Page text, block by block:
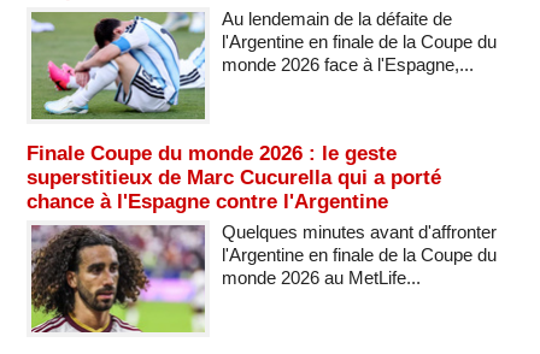
Au lendemain de la défaite de
l'Argentine en finale de la Coupe du
monde 2026 face à l'Espagne,...
Finale Coupe du monde 2026 : le geste
superstitieux de Marc Cucurella qui a porté
chance à l'Espagne contre l'Argentine
Quelques minutes avant d'affronter
l'Argentine en finale de la Coupe du
monde 2026 au MetLife...